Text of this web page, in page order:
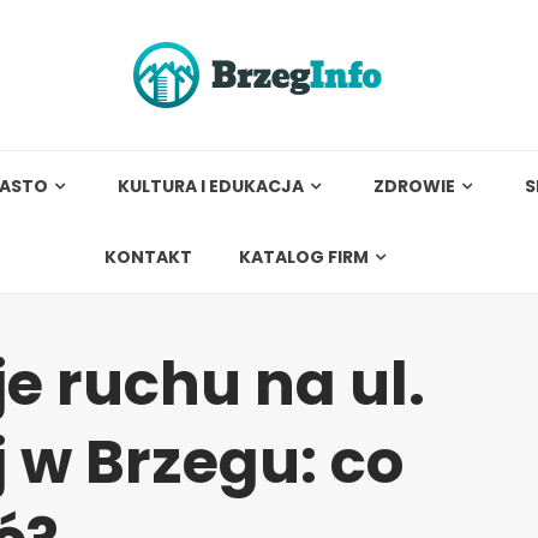
KULTURA I EDUKACJA ZDROWIE
KONTAKT KATALOG FIRM
ruchu na ul.
Brzegu: co